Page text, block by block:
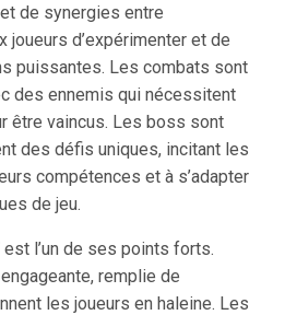
de synergies entre
joueurs d’expérimenter et de
puissantes. Les combats sont
des ennemis qui nécessitent
être vaincus. Les boss sont
des défis uniques, incitant les
compétences et à s’adapter
de jeu.
l’un de ses points forts.
remplie de
les joueurs en haleine. Les